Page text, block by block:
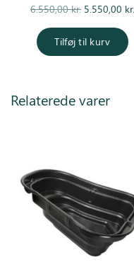
6.550,00kr.
Den
pris var:
6.550,00 kr..
5.550,00 kr.
Tilføj til kurv
Relaterede varer